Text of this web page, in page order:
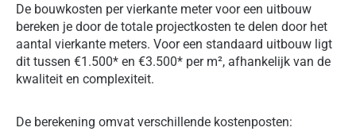
De bouwkosten per vierkante meter voor een uitbouw
bereken je door de totale projectkosten te delen door het
aantal vierkante meters. Voor een standaard uitbouw ligt
dit tussen €1.500* en €3.500* per m², afhankelijk van de
kwaliteit en complexiteit.
De berekening omvat verschillende kostenposten: